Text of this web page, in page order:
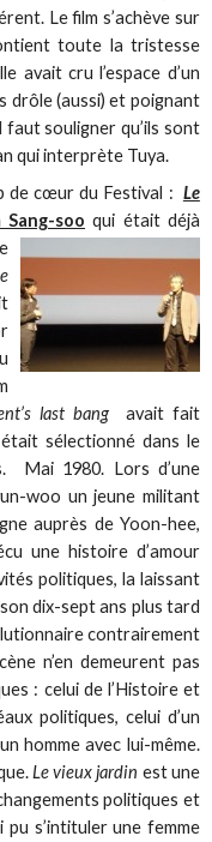
Le film s’achève sur
toute la tristesse
avait cru l’espace d’un
drôle (aussi) et poignant
souligner qu’ils sont
qui interprète Tuya.
de cœur du Festival : Le
soo qui était déjà
last bangavait fait
sélectionné dans le
Mai 1980. Lors d’une
woo un jeune militant
auprès de Yoon-hee,
une histoire d’amour
politiques, la laissant
dix-sept ans plus tard
contrairement
n’en demeurent pas
: celui de l’Histoire et
politiques, celui d’un
homme avec lui-même.
Le vieux jardin est une
politiques et
s’intituler une femme